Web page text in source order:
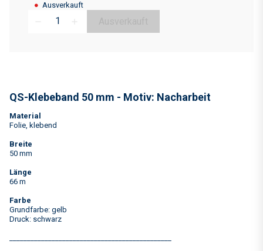
● Ausverkauft
QS-Klebeband 50 mm - Motiv: Nacharbeit
Material
Folie, klebend
Breite
50 mm
Länge
66 m
Farbe
Grundfarbe: gelb
Druck: schwarz